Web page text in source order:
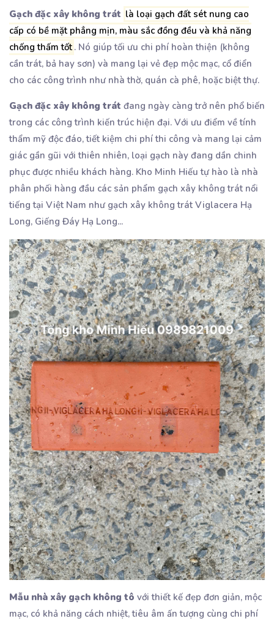
Gạch đặc xây không trát là loại gạch đất sét nung cao
cấp có bề mặt phẳng mịn, màu sắc đồng đều và khả năng
chống thấm tốt . Nó giúp tối ưu chi phí hoàn thiện (không
cần trát, bả hay sơn) và mang lại vẻ đẹp mộc mạc, cổ điển
cho các công trình như nhà thờ, quán cà phê, hoặc biệt thự.
Gạch đặc xây không trát đang ngày càng trở nên phổ biến
trong các công trình kiến trúc hiện đại. Với ưu điểm về tính
thẩm mỹ độc đáo, tiết kiệm chi phí thi công và mang lại cảm
giác gần gũi với thiên nhiên, loại gạch này đang dần chinh
phục được nhiều khách hàng. Kho Minh Hiếu tự hào là nhà
phân phối hàng đầu các sản phẩm gạch xây không trát nổi
tiếng tại Việt Nam như gạch xây không trát Viglacera Hạ
Long, Giếng Đáy Hạ Long...
Mẫu nhà xây gạch không tô với thiết kế đẹp đơn giản, mộc
mạc, có khả năng cách nhiệt, tiêu âm ấn tượng cùng chi phí